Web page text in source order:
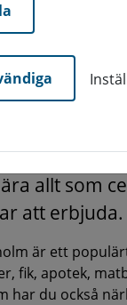
allt som
att erbjuda.
är ett
fik, apotek,
har du också